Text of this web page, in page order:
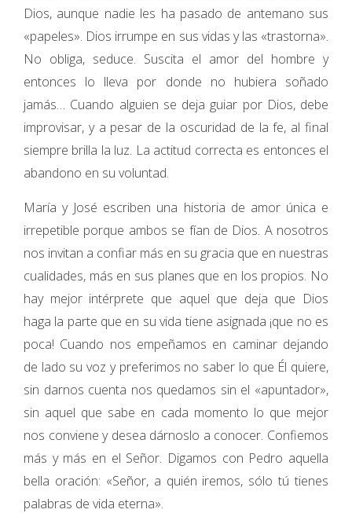
Dios, aunque nadie les ha pasado de antemano sus
«papeles». Dios irrumpe en sus vidas y las «trastorna».
No obliga, seduce. Suscita el amor del hombre y
entonces lo lleva por donde no hubiera soñado
jamás… Cuando alguien se deja guiar por Dios, debe
improvisar, y a pesar de la oscuridad de la fe, al final
siempre brilla la luz. La actitud correcta es entonces el
abandono en su voluntad.
María y José escriben una historia de amor única e
irrepetible porque ambos se fían de Dios. A nosotros
nos invitan a confiar más en su gracia que en nuestras
cualidades, más en sus planes que en los propios. No
hay mejor intérprete que aquel que deja que Dios
haga la parte que en su vida tiene asignada ¡que no es
poca! Cuando nos empeñamos en caminar dejando
de lado su voz y preferimos no saber lo que Él quiere,
sin darnos cuenta nos quedamos sin el «apuntador»,
sin aquel que sabe en cada momento lo que mejor
nos conviene y desea dárnoslo a conocer. Confiemos
más y más en el Señor. Digamos con Pedro aquella
bella oración: «Señor, a quién iremos, sólo tú tienes
palabras de vida eterna».